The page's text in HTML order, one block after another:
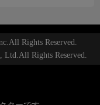
Rights Reserved.
Ltd.All Rights Reserved.